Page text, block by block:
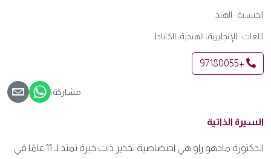
الجنسية : الهند
اللغات : الإنجليزية، الهندية، الكانادا
+97180055
مشاركة:
السيرة الذاتية
الدكتورة مادهو راو هي اختصاصية تخدير ذات خبرة تمتد لـ 11 عامًا في